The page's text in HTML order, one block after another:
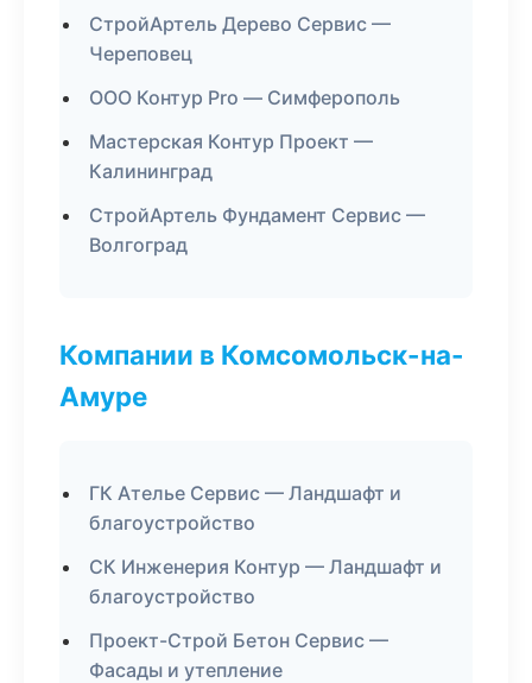
СтройАртель Дерево Сервис —
Череповец
ООО Контур Pro — Симферополь
Мастерская Контур Проект —
Калининград
СтройАртель Фундамент Сервис —
Волгоград
Компании в Комсомольск-на-
Амуре
ГК Ателье Сервис — Ландшафт и
благоустройство
СК Инженерия Контур — Ландшафт и
благоустройство
Проект-Строй Бетон Сервис —
Фасады и утепление